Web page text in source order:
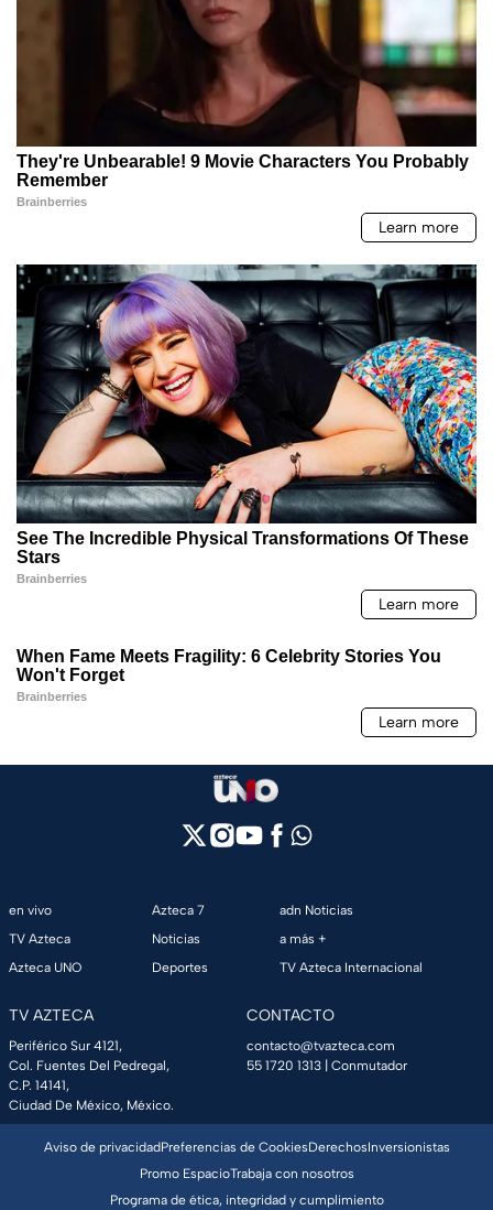
en vivo
TV Azteca
Azteca UNO
Azteca 7
Noticias
Deportes
adn Noticias
a más +
TV Azteca Internacional
TV AZTECA
Periférico Sur 4121,
Col. Fuentes Del Pedregal,
C.P. 14141,
Ciudad De México, México.
CONTACTO
contacto@tvazteca.com
55 1720 1313 | Conmutador
Aviso de privacidadPreferencias de CookiesDerechosInversionistas
Promo EspacioTrabaja con nosotros
Programa de ética, integridad y cumplimiento